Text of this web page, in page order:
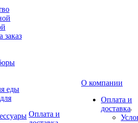
заказ
еды
Оплата и
О компании
Оплата и
доставка